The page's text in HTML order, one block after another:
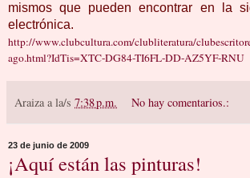
mismos que pueden encontrar en la
electrónica.
http://www.clubcultura.com/clubliteratura/
ago.html?IdTis=XTC-DG84-TI6FL-DD-AZ5YF-RNU
Araiza a la/s 7:38 p.m. No hay comentarios.:
23 de junio de 2009
¡Aquí están las pinturas!